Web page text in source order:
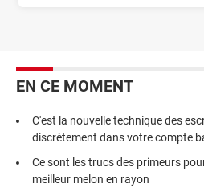
EN CE MOMENT
C'est la nouvelle technique des
discrètement dans votre compte
Ce sont les trucs des primeurs
meilleur melon en rayon